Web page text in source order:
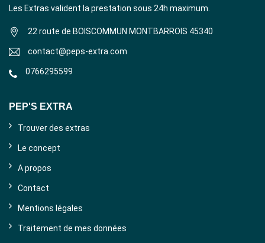
Les Extras valident la prestation sous 24h maximum.
22 route de BOISCOMMUN MONTBARROIS 45340
contact@peps-extra.com
0766295599
PEP'S EXTRA
Trouver des extras
Le concept
A propos
Contact
Mentions légales
Traitement de mes données